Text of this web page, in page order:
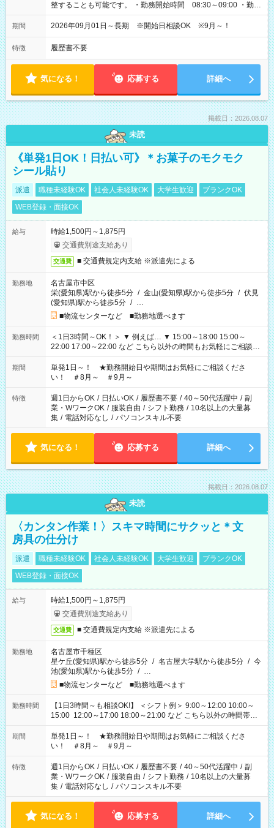
整することも可能です。 ・勤務開始時間 08:30～09:00 ・勤務
終了時間 17:30～18:00
期間 2026年09月01日～長期 ※開始日相談OK ※9月～！
特徴 履歴書不要
気になる！ 応募する 詳細へ
掲載日：2026.08.07
未読
《単発1日OK！日払い可》＊お菓子のモクモク
シール貼り
派遣 職種未経験OK 社会人未経験OK 大学生歓迎
ブランクOK
WEB登録・面接OK
給与
時給1,500円～1,875円
交通費別途支給あり
交通費 ■ 交通費規定内支給 ※派遣先による
勤務地
名古屋市中区
栄(愛知県)駅から徒歩5分 / 金山(愛知県)駅から徒歩5分 / 伏見
(愛知県)駅から徒歩5分 / …
■物流センターなど ■勤務地選べます
勤務時間
＜1日3時間～OK！＞ ▼ 例えば… ▼ 15:00～18:00 15:00～
22:00 17:00～22:00 など こちら以外の時間もお気軽にご相談く
ださい！
期間
単発1日～！ ★勤務開始日や期間はお気軽にご相談くださ
い！ ＃8月～ ＃9月～
特徴 週1日からOK / 日払いOK / 履歴書不要 / 40～50代活躍中 / 副
業・WワークOK / 服装自由 / シフト勤務 / 10名以上の大量募
集 / 電話対応なし / パソコンスキル不要
気になる！ 応募する 詳細へ
掲載日：2026.08.07
未読
〈カンタン作業！〉スキマ時間にサクッと＊文
房具の仕分け
派遣 職種未経験OK 社会人未経験OK 大学生歓迎
ブランクOK
WEB登録・面接OK
給与
時給1,500円～1,875円
交通費別途支給あり
交通費 ■ 交通費規定内支給 ※派遣先による
勤務地
名古屋市千種区
星ケ丘(愛知県)駅から徒歩5分 / 名古屋大学駅から徒歩5分 / 今
池(愛知県)駅から徒歩5分 / …
■物流センターなど ■勤務地選べます
勤務時間
【1日3時間～も相談OK!】 ＜シフト例＞ 9:00～12:00 10:00～
15:00 12:00～17:00 18:00～21:00 など こちら以外の時間帯も
お気軽にご相談ください！
期間
単発1日～！ ★勤務開始日や期間はお気軽にご相談くださ
い！ ＃8月～ ＃9月～
特徴 週1日からOK / 日払いOK / 履歴書不要 / 40～50代活躍中 / 副
業・WワークOK / 服装自由 / シフト勤務 / 10名以上の大量募
集 / 電話対応なし / パソコンスキル不要
気になる！ 応募する 詳細へ